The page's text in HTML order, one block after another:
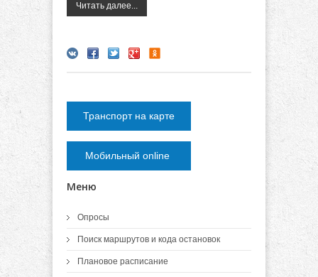
Читать далее...
Транспорт на карте
Мобильный online
Меню
Опросы
Поиск маршрутов и кода остановок
Плановое расписание